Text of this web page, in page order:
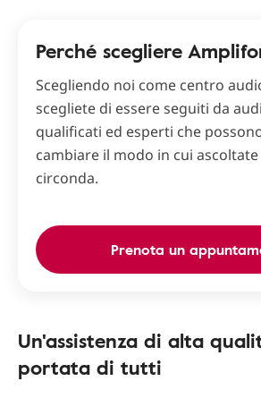
Perché scegliere
Scegliendo noi come centro
scegliete di essere seguiti da
qualificati ed esperti che
cambiare il modo in cui
circonda.
Prenota un
Un'assistenza di alta
portata di tutti